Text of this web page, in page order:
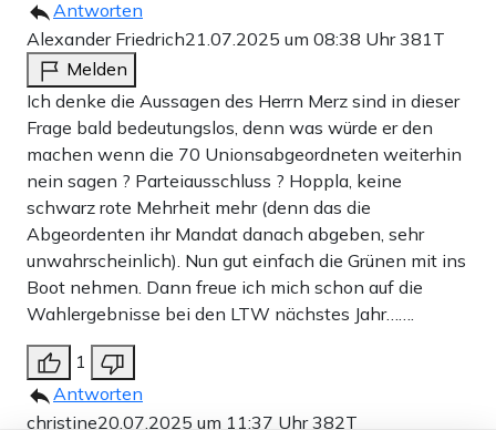
Antworten
Alexander Friedrich21.07.2025 um 08:38 Uhr381T
Melden
Ich denke die Aussagen des Herrn Merz sind in dieser
Frage bald bedeutungslos, denn was würde er den
machen wenn die 70 Unionsabgeordneten weiterhin
nein sagen ? Parteiausschluss ? Hoppla, keine
schwarz rote Mehrheit mehr (denn das die
Abgeordenten ihr Mandat danach abgeben, sehr
unwahrscheinlich). Nun gut einfach die Grünen mit ins
Boot nehmen. Dann freue ich mich schon auf die
Wahlergebnisse bei den LTW nächstes Jahr…….
1
Antworten
christine20.07.2025 um 11:37 Uhr382T